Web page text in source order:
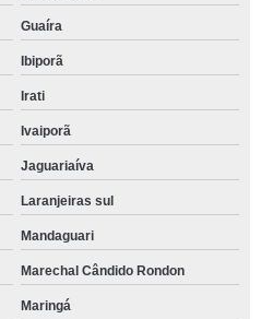
Guaíra
Ibiporã
Irati
Ivaiporã
Jaguariaíva
Laranjeiras sul
Mandaguari
Marechal Cândido Rondon
Maringá